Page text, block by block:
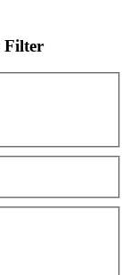
Filter